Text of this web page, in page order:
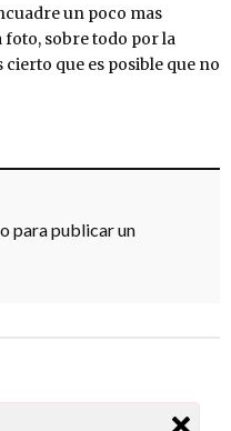
un poco mas
sobre todo por la
que es posible que no
para publicar un